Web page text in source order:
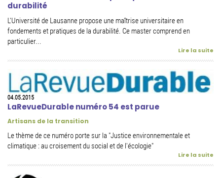
durabilité
L'Université de Lausanne propose une maîtrise universitaire en
fondements et pratiques de la durabilité. Ce master comprend en
particulier...
Lire la suite
04.05.2015
LaRevueDurable numéro 54 est parue
Artisans de la transition
Le thème de ce numéro porte sur la "Justice environnementale et
climatique : au croisement du social et de l'écologie"
Lire la suite